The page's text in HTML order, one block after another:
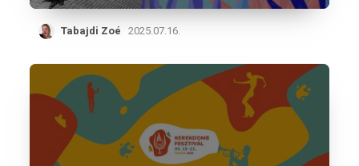
Tabajdi Zoé 2025.07.16.